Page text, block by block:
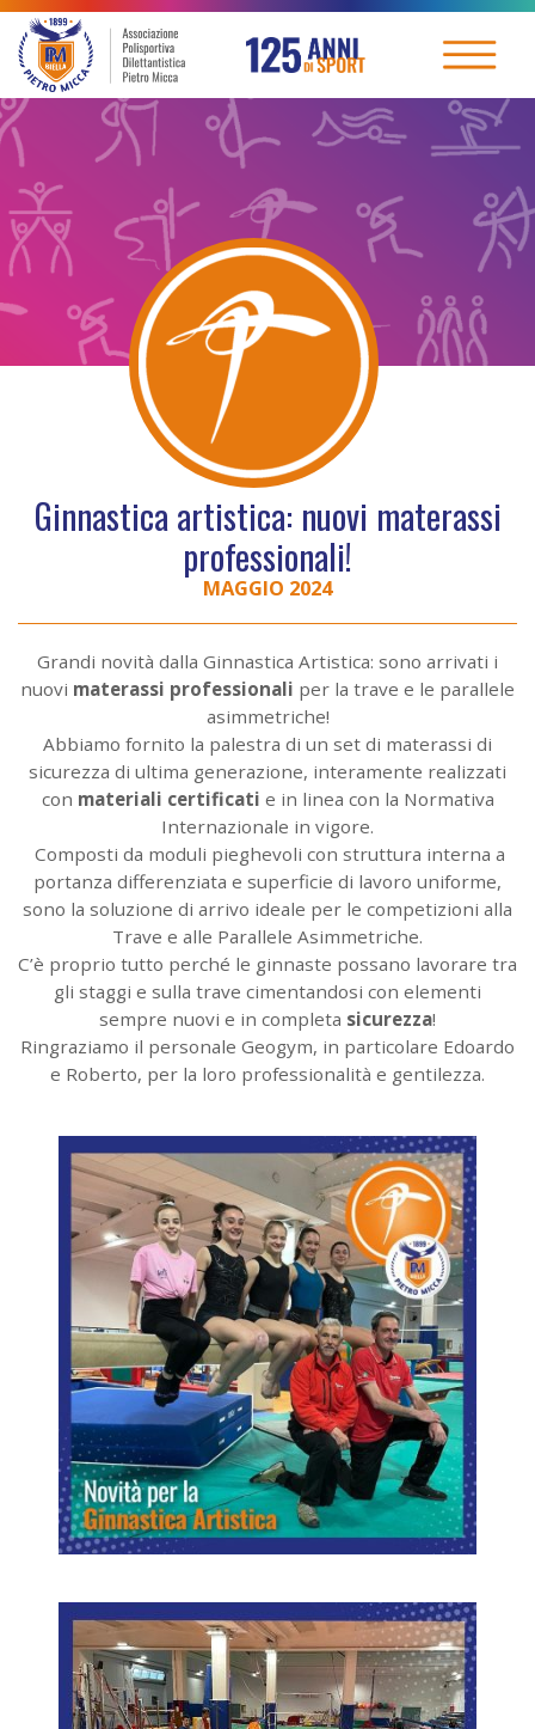
Ginnastica artistica: nuovi materassi
professionali!
MAGGIO 2024
Grandi novità dalla Ginnastica Artistica: sono arrivati i
nuovi materassi professionali per la trave e le parallele
asimmetriche!
Abbiamo fornito la palestra di un set di materassi di
sicurezza di ultima generazione, interamente realizzati
con materiali certificati e in linea con la Normativa
Internazionale in vigore.
Composti da moduli pieghevoli con struttura interna a
portanza differenziata e superficie di lavoro uniforme,
sono la soluzione di arrivo ideale per le competizioni alla
Trave e alle Parallele Asimmetriche.
C’è proprio tutto perché le ginnaste possano lavorare tra
gli staggi e sulla trave cimentandosi con elementi
sempre nuovi e in completa sicurezza!
Ringraziamo il personale Geogym, in particolare Edoardo
e Roberto, per la loro professionalità e gentilezza.